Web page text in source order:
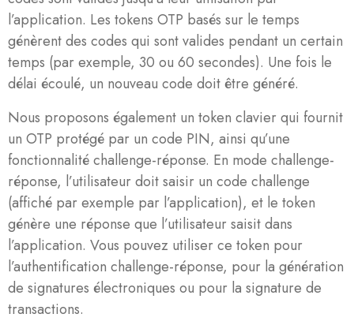
l’application. Les tokens OTP basés sur le temps
génèrent des codes qui sont valides pendant un certain
temps (par exemple, 30 ou 60 secondes). Une fois le
délai écoulé, un nouveau code doit être généré.
Nous proposons également un token clavier qui fournit
un OTP protégé par un code PIN, ainsi qu’une
fonctionnalité challenge-réponse. En mode challenge-
réponse, l’utilisateur doit saisir un code challenge
(affiché par exemple par l’application), et le token
génère une réponse que l’utilisateur saisit dans
l’application. Vous pouvez utiliser ce token pour
l’authentification challenge-réponse, pour la génération
de signatures électroniques ou pour la signature de
transactions.